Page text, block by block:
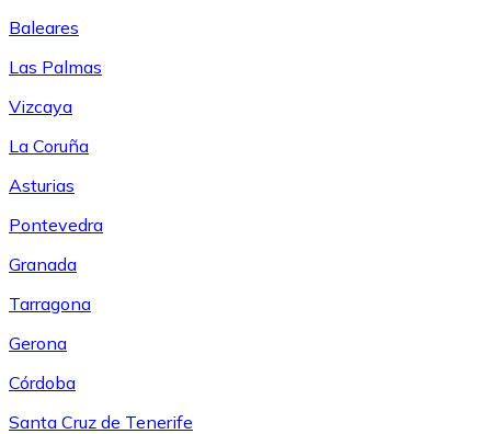
Baleares
Las Palmas
Vizcaya
La Coruña
Asturias
Pontevedra
Granada
Tarragona
Gerona
Córdoba
Santa Cruz de Tenerife